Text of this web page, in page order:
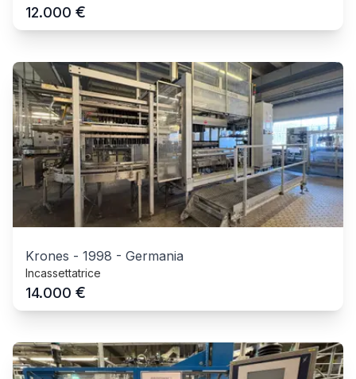
12.000 €
Krones - 1998 - Germania
Incassettatrice
14.000 €